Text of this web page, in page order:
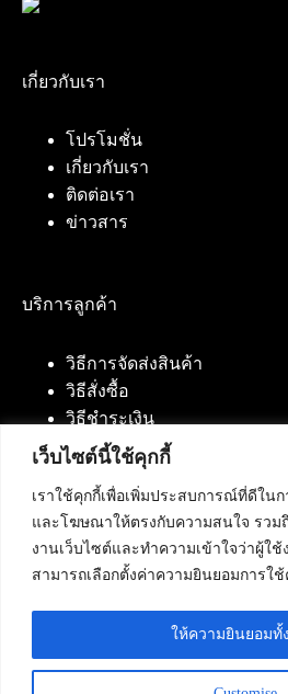
เว็บไซต์นี้ใช้คุกกี้
เราใช้คุกกี้เพื่อเพิ่มประสบการณ์ที่ดีใน
และโฆษณาให้ตรงกับความสนใจ รวมถึ
งานเว็บไซต์และทำความเข้าใจว่าผู้ใ
สามารถเลือกตั้งค่าความยินยอมการใ
ให้ความยินยอมทั้
เกี่ยวกับเรา
โปรโมชั่น
เกี่ยวกับเรา
ติดต่อเรา
ข่าวสาร
บริการลูกค้า
วิธีการจัดส่งสินค้า
วิธีสั่งซื้อ
วิธีชำระเงิน
ติดต่อเรา
บริษัท เน็ทฟิวชั่น คอมมิวนิเคชั่น จำ
นัมเบอร์วัน-ราม 2 แขวงดอกไม้, เขต
กรุงเทพมหานคร 10250
โทรศัพท์ :084-553-4055,086-309-